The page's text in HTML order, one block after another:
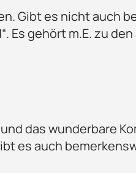
Gibt es nicht auch
Es gehört m.E. zu
das wunderbare
es auch